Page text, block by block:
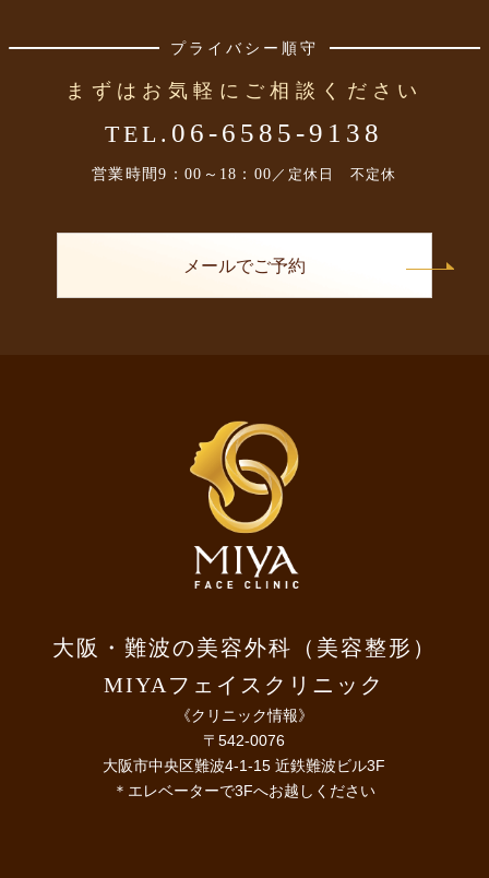
プライバシー順守
まずはお気軽にご相談ください
TEL. 06-6585-9138
営業時間9：00～18：00 ／定休日 不定休
メールでご予約
大阪・難波の美容外科（美容整形）
MIYAフェイスクリニック
《クリニック情報》
〒542-0076
大阪市中央区難波4-1-15 近鉄難波ビル3F
＊エレベーターで3Fへお越しください